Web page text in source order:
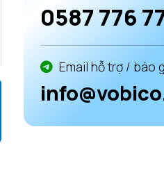
0587 776
Email hỗ trợ / báo